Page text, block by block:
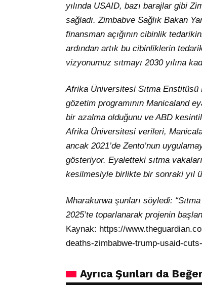
yılında USAID, bazı barajlar gibi
sağladı. Zimbabve Sağlık Bakan
finansman açığının cibinlik
ardından artık bu cibinliklerin
vizyonumuz sıtmayı 2030 yılına
Afrika Üniversitesi Sıtma
gözetim programının Manicaland
bir azalma olduğunu ve ABD
Afrika Üniversitesi verileri,
ancak 2021’de Zento’nun
gösteriyor. Eyaletteki sıtma
kesilmesiyle birlikte bir sonraki yıl
Mharakurwa şunları söyledi:
2025’te toparlanarak projenin
Kaynak: https://
deaths-zimbabwe-trump-usaid-
Ayrıca Şunları da